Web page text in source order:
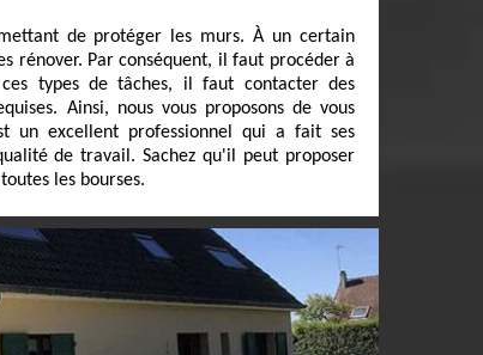
de protéger les murs. À un certain
rénover. Par conséquent, il faut procéder à
types de tâches, il faut contacter des
Ainsi, nous vous proposons de vous
un excellent professionnel qui a fait ses
de travail. Sachez qu'il peut proposer
les bourses.